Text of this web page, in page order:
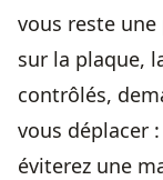
vous reste
sur la plaque,
contrôlés,
vous déplacer
éviterez une